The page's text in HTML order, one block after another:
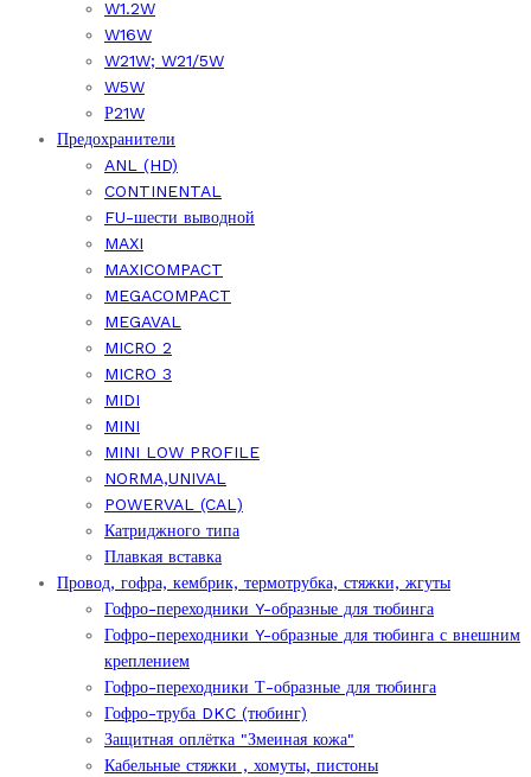
W1.2W
W16W
W21W; W21/5W
W5W
Р21W
Предохранители
ANL (HD)
CONTINENTAL
FU-шести выводной
MAXI
MAXICOMPACT
MEGACOMPACT
MEGAVAL
MICRO 2
MICRO 3
MIDI
MINI
MINI LOW PROFILE
NORMA,UNIVAL
POWERVAL (CAL)
Катриджного типа
Плавкая вставка
Провод, гофра, кембрик, термотрубка, стяжки, жгуты
Гофро-переходники Y-образные для тюбинга
Гофро-переходники Y-образные для тюбинга с внешним
креплением
Гофро-переходники Т-образные для тюбинга
Гофро-труба DKC (тюбинг)
Защитная оплётка "Змеиная кожа"
Кабельные стяжки , хомуты, пистоны